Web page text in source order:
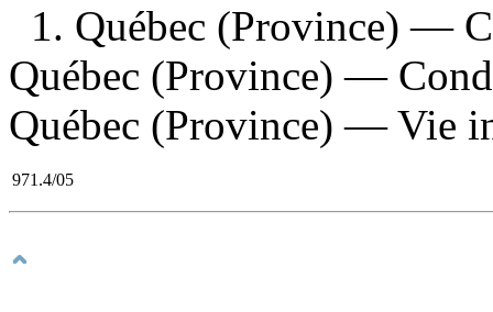
1. Québec (Province) —
Québec (Province) —
Québec (Province) — Vie
971.4/05